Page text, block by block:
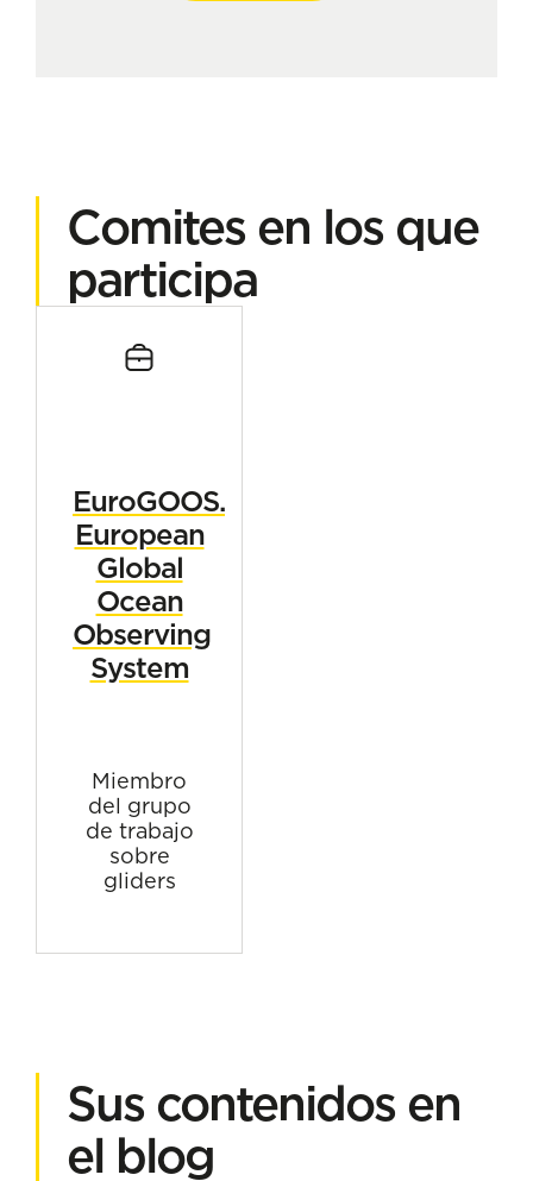
Comites en los que
participa
EuroGOOS.
European
Global
Ocean
Observing
System
Miembro
del grupo
de trabajo
sobre
gliders
Sus contenidos en
el blog